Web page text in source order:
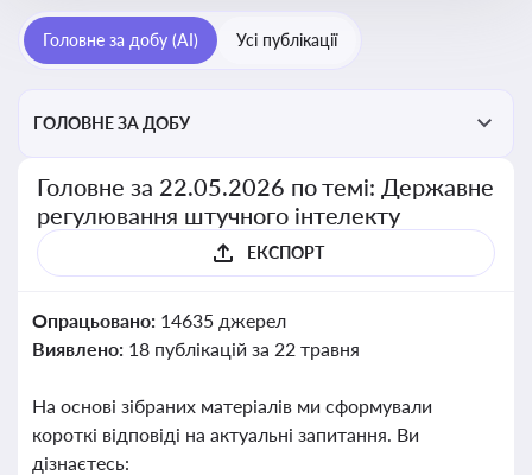
Головне за добу (AI) Усі публікації
ГОЛОВНЕ ЗА ДОБУ
Головне за 22.05.2026 по темі: Державне
регулювання штучного інтелекту
ЕКСПОРТ
Опрацьовано: 14635 джерел
Виявлено: 18 публікацій за 22 травня
На основі зібраних матеріалів ми сформували
короткі відповіді на актуальні запитання. Ви
дізнаєтесь: